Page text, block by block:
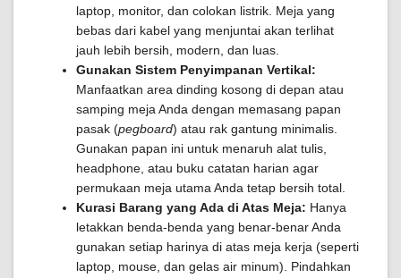
laptop, monitor, dan colokan listrik. Meja yang
bebas dari kabel yang menjuntai akan terlihat
jauh lebih bersih, modern, dan luas.
Gunakan Sistem Penyimpanan Vertikal:
Manfaatkan area dinding kosong di depan atau
samping meja Anda dengan memasang papan
pasak (pegboard) atau rak gantung minimalis.
Gunakan papan ini untuk menaruh alat tulis,
headphone, atau buku catatan harian agar
permukaan meja utama Anda tetap bersih total.
Kurasi Barang yang Ada di Atas Meja: Hanya
letakkan benda-benda yang benar-benar Anda
gunakan setiap harinya di atas meja kerja (seperti
laptop, mouse, dan gelas air minum). Pindahkan